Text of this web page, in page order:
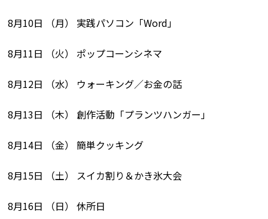
8月10日 （月） 実践パソコン「Word」
8月11日 （火） ポップコーンシネマ
8月12日 （水） ウォーキング／お金の話
8月13日 （木） 創作活動「プランツハンガー」
8月14日 （金） 簡単クッキング
8月15日 （土） スイカ割り＆かき氷大会
8月16日 （日） 休所日